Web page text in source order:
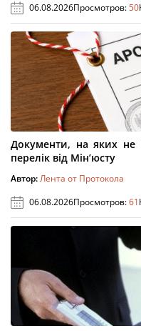
06.08.2026Просмотров:50
Документи, на яких не
перелік від Мін’юсту
Автор:Лента от Протокола
06.08.2026Просмотров:61